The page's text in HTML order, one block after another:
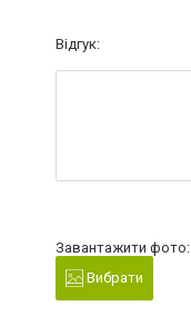
Відгук:
Завантажити фото:
Вибрати